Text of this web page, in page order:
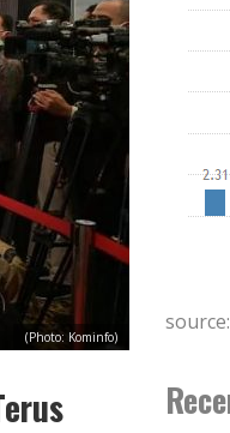
(Photo: Kominfo)
source: